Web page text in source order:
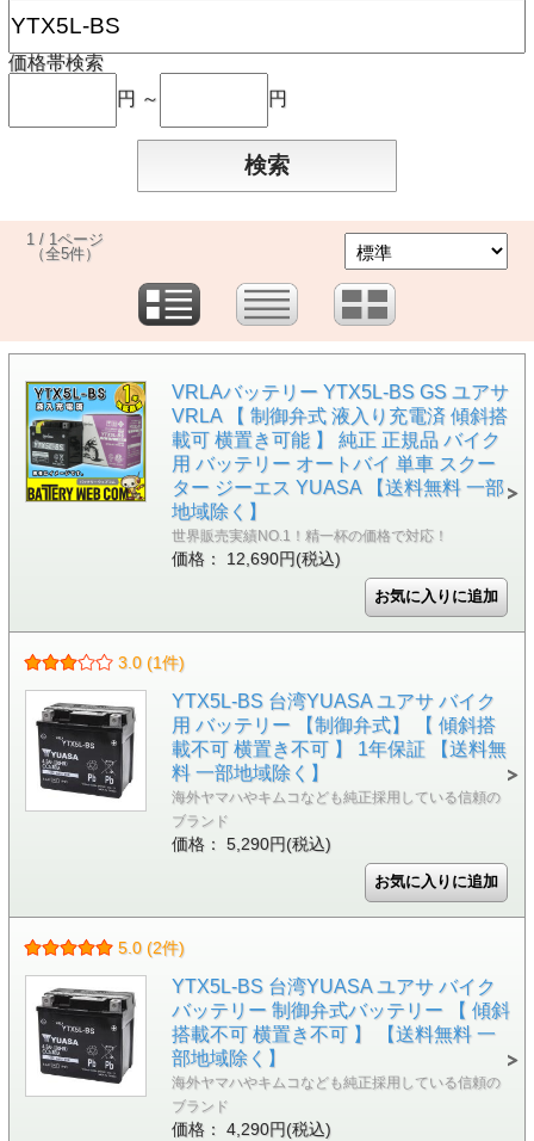
価格帯検索
円 ～
円
1 / 1ページ
（全5件）
VRLAバッテリー YTX5L-BS GS ユアサ
VRLA 【 制御弁式 液入り充電済 傾斜搭
載可 横置き可能 】 純正 正規品 バイク
用 バッテリー オートバイ 単車 スクー
ター ジーエス YUASA 【送料無料 一部
地域除く】
世界販売実績NO.1！精一杯の価格で対応！
価格： 12,690円(税込)
3.0 (1件)
YTX5L-BS 台湾YUASA ユアサ バイク
用 バッテリー 【制御弁式】 【 傾斜搭
載不可 横置き不可 】 1年保証 【送料無
料 一部地域除く】
海外ヤマハやキムコなども純正採用している信頼の
ブランド
価格： 5,290円(税込)
5.0 (2件)
YTX5L-BS 台湾YUASA ユアサ バイク
バッテリー 制御弁式バッテリー 【 傾斜
搭載不可 横置き不可 】 【送料無料 一
部地域除く】
海外ヤマハやキムコなども純正採用している信頼の
ブランド
価格： 4,290円(税込)